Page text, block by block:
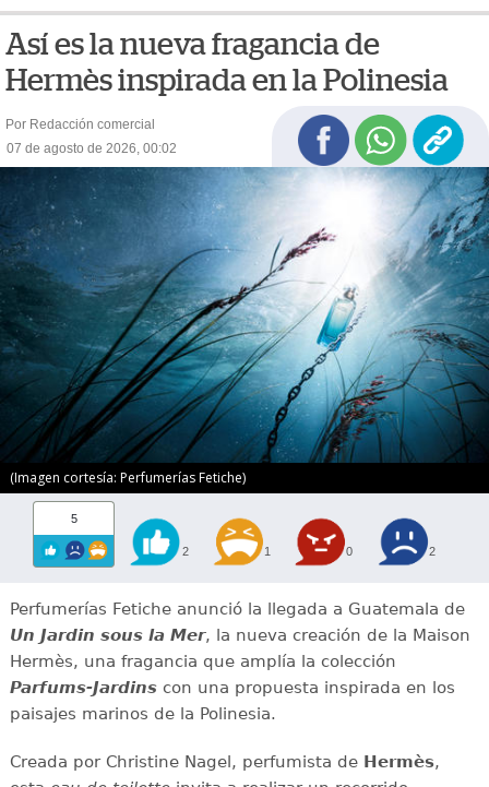
Así es la nueva fragancia de
Hermès inspirada en la Polinesia
Por Redacción comercial
07 de agosto de 2026, 00:02
(Imagen cortesía: Perfumerías Fetiche)
5
2 1 0 2
Perfumerías Fetiche anunció la llegada a Guatemala de
Un Jardin sous la Mer, la nueva creación de la Maison
Hermès, una fragancia que amplía la colección
Parfums-Jardinscon una propuesta inspirada en los
paisajes marinos de la Polinesia.
Creada por Christine Nagel, perfumista de Hermès,